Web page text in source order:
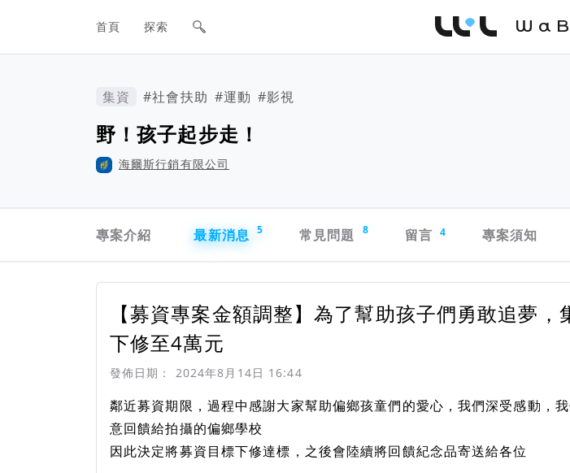
網站主要導航欄
首頁 探索 WaBay 挖貝 | 台灣
集資 #社會扶助 #運動 #影視
野！孩子起步走！
海爾斯行銷有限公司
專案介紹
最新消息 5 常見問題 8 留言 4 專案須知
【募資專案金額調整】為了幫助孩子們勇敢追夢，
下修至4萬元
發佈日期： 2024年8月14日 16:44
鄰近募資期限，過程中感謝大家幫助偏鄉孩童們的愛心，我們深受感動，
意回饋給拍攝的偏鄉學校
因此決定將募資目標下修達標，之後會陸續將回饋紀念品寄送給各位